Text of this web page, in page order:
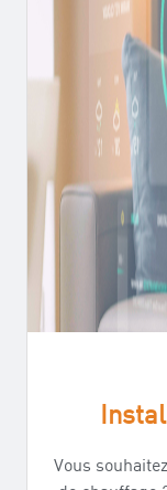
Vous